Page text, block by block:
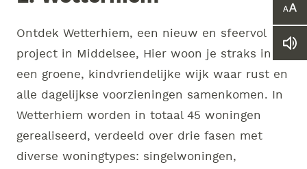
of
Ontdek Wetterhiem, een nieuw en sfeervol
project in Middelsee, Hier woon je straks in
een groene, kindvriendelijke wijk waar rust en
alle dagelijkse voorzieningen samenkomen. In
Wetterhiem worden in totaal 45 woningen
gerealiseerd, verdeeld over drie fasen met
diverse woningtypes: singelwoningen,